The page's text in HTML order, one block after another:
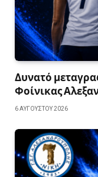
Δυνατό
Φοίνικας
6 ΑΥΓΟΎΣΤΟΥ 2026